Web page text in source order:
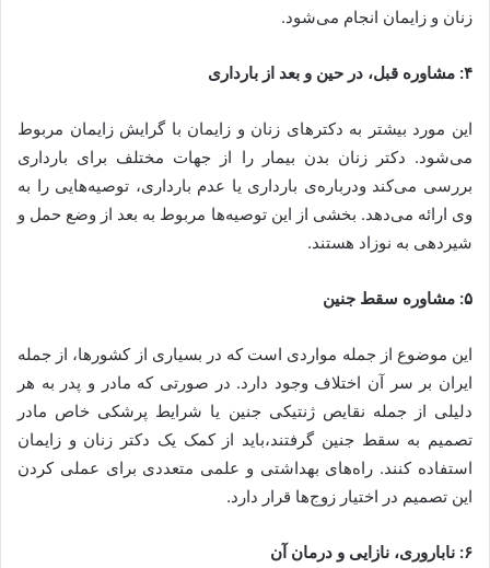
زنان و زایمان انجام می‌شود.
۴: مشاوره قبل، در حین و بعد از بارداری
این مورد بیشتر به دکترهای زنان و زایمان با گرایش زایمان مربوط
می‌شود. دکتر زنان بدن بیمار را از جهات مختلف برای بارداری
بررسی می‌کند ودرباره‌ی بارداری یا عدم بارداری، توصیه‌هایی را به
وی ارائه می‌دهد. بخشی از این توصیه‌ها مربوط به بعد از وضع حمل و
شیردهی به نوزاد هستند.
۵: مشاوره سقط جنین
این موضوع از جمله مواردی است که در بسیاری از کشورها، از جمله
ایران بر سر آن اختلاف وجود دارد. در صورتی که مادر و پدر به هر
دلیلی از جمله نقایص ژنتیکی جنین یا شرایط پرشکی خاص مادر
تصمیم به سقط جنین گرفتند،باید از کمک یک دکتر زنان و زایمان
استفاده کنند. راه‌های بهداشتی و علمی متعددی برای عملی کردن
این تصمیم در اختیار زوج‌ها قرار دارد.
۶: ناباروری، نازایی و درمان آن